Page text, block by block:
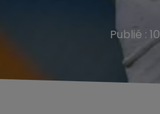
Publié :